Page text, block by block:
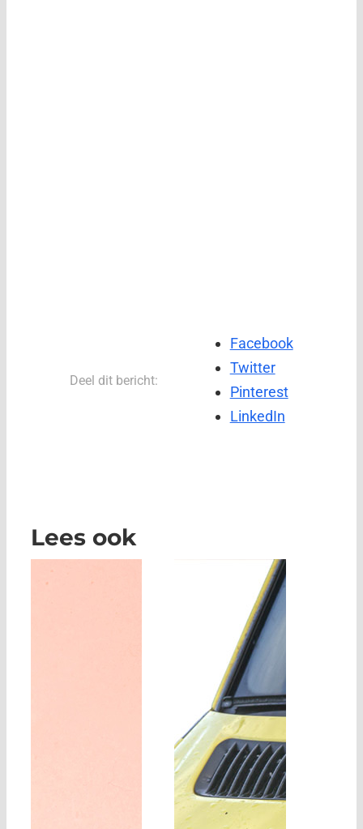
Deel dit bericht:
Facebook
Twitter
Pinterest
LinkedIn
Lees ook